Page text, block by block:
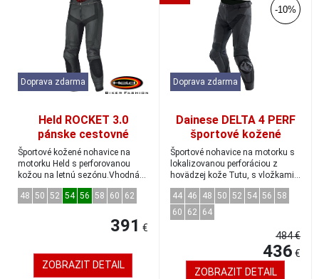
Doprava zdarma
Held ROCKET 3.0
pánske cestovné
kožené nohavice čierne
Športové kožené nohavice na
motorku Held s perforovanou
kožou na letnú sezónu.Vhodná
kombinácia so š...
48
50 52 54 56 58 60 62
391 €
ZOBRAZIT DETAIL
-10%
Doprava zdarma
Dainese DELTA 4 PERF
športové kožené
nohavice čierne veľkosť
52
Športové nohavice na motorku s
lokalizovanou perforáciou z
hovädzej kože Tutu, s vložkami
zo strečov...
44 46 48 50 52 54 56
58
60
62 64
484 €
436 €
ZOBRAZIT DETAIL